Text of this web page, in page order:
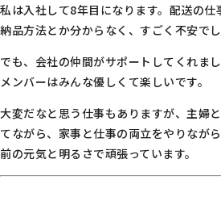
私は入社して8年目になります。配送の仕
納品方法とか分からなく、すごく不安でし
でも、会社の仲間がサポートしてくれま
メンバーはみんな優しくて楽しいです。
大変だなと思う仕事もありますが、主婦
てながら、家事と仕事の両立をやりなが
前の元気と明るさで頑張っています。